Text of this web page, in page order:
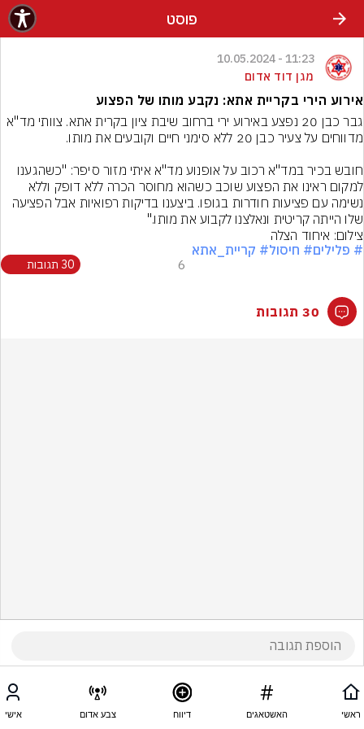
פוסט
11:23 - 10.05.2024
מגן דוד אדום
אירוע הירי בקריית אתא: נקבע מותו של הפצוע
שלו הייתה קריטית ונאלצנו לקבוע את מותו."
צילום: איחוד הצלה
# פלילים# חיסול# קריית_אתא
6 30 תגובות
30 תגובות
ראשי האשטאגים דיווח צבע אדום אישי